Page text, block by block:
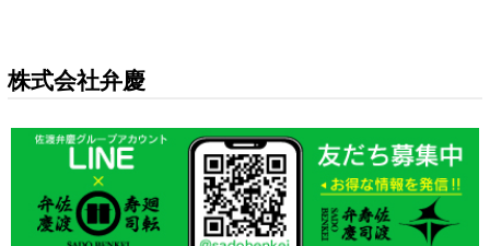
株式会社弁慶